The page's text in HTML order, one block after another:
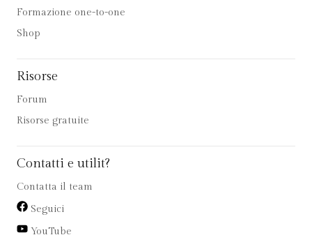
Formazione one-to-one
Shop
Risorse
Forum
Risorse gratuite
Contatti e utilit?
Contatta il team
Seguici
YouTube